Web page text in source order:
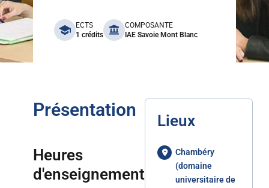
benefits
ECTS
1 crédits
COMPOSANTE
IAE Savoie Mont Blanc
Présentation
Heures
d'enseignement
Lieux
Chambéry
(domaine
universitaire de